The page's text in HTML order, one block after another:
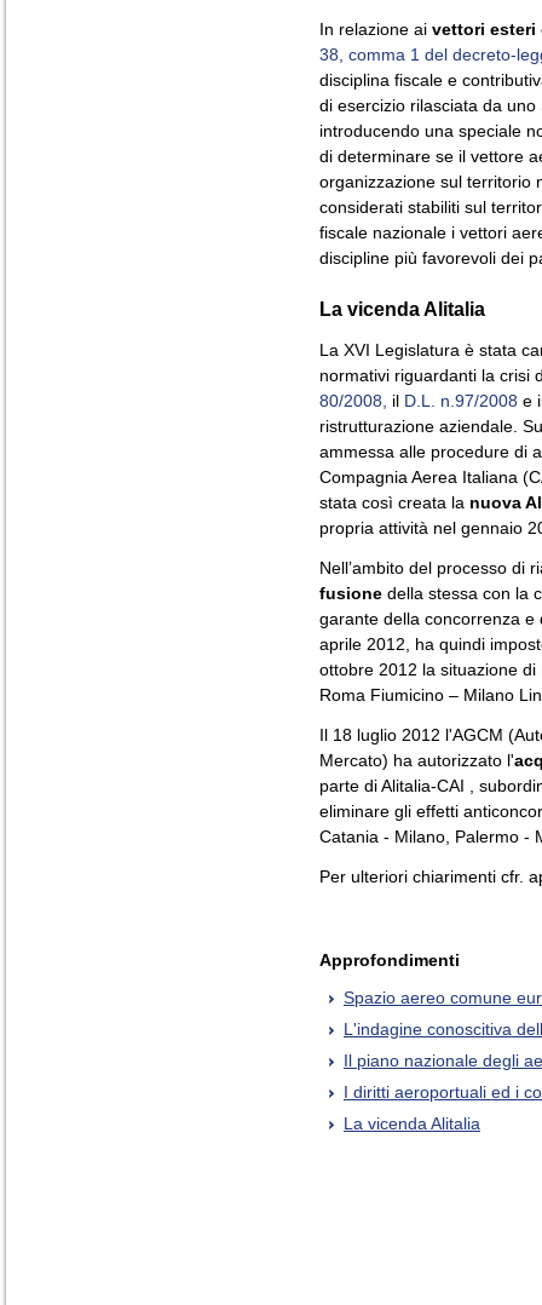
In relazione ai vettori esteri
38, comma 1 del decreto-
disciplina fiscale e
di esercizio rilasciata da uno
introducendo una speciale
di determinare se il vettore
organizzazione sul territorio
considerati stabiliti sul
fiscale nazionale i vettori
discipline più favorevoli dei
La vicenda Alitalia
La XVI Legislatura è stata
normativi riguardanti la crisi
80/2008,
il D.L. n.97/2008 e
ristrutturazione aziendale.
ammessa alle procedure di
Compagnia Aerea Italiana
stata così creata la nuova
propria attività nel gennaio
Nell’ambito del processo di
fusione della stessa con la
garante della concorrenza
aprile 2012, ha quindi
ottobre 2012 la situazione
Roma Fiumicino – Milano
Il 18 luglio 2012 l'AGCM
Mercato) ha autorizzato l'
parte di Alitalia-CAI ,
eliminare gli effetti
Catania - Milano, Palermo -
Per ulteriori chiarimenti cfr.
Approfondimenti
Spazio aereo comune
L'indagine conoscitiva
Il piano nazionale degli
I diritti aeroportuali ed i
La vicenda Alitalia